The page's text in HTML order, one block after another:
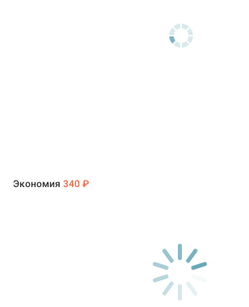
Экономия 340 ₽